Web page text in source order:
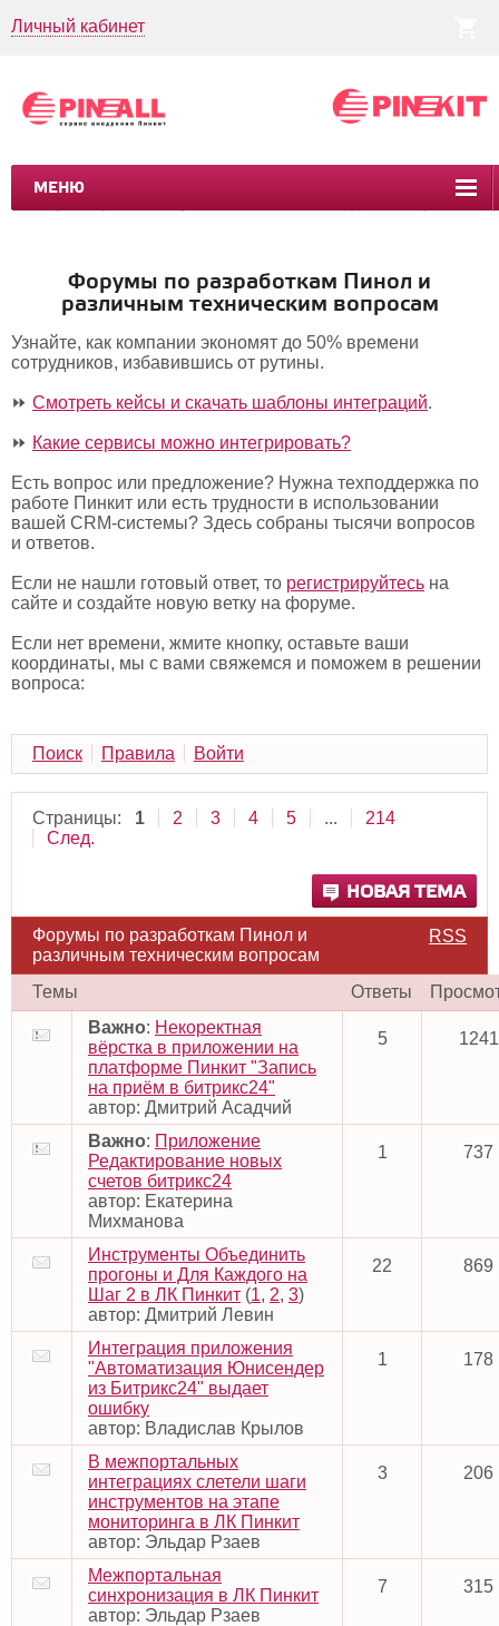
Личный кабинет
МЕНЮ
CRM CMS КЕЙСЫ
Форумы по разработкам Пинол и
различным техническим вопросам
Узнайте, как компании экономят до 50% времени
сотрудников, избавившись от рутины.
⏩ Смотреть кейсы и скачать шаблоны интеграций.
⏩ Какие сервисы можно интегрировать?
Есть вопрос или предложение? Нужна техподдержка по
работе Пинкит или есть трудности в использовании
вашей CRM-системы? Здесь собраны тысячи вопросов
и ответов.
Если не нашли готовый ответ, то регистрируйтесь на
сайте и создайте новую ветку на форуме.
Если нет времени, жмите кнопку, оставьте ваши
координаты, мы с вами свяжемся и поможем в решении
вопроса:
Поиск Правила Войти
Страницы: 1 2 3 4 5 ...
214
След.
НОВАЯ ТЕМА
RSS
Форумы по разработкам Пинол и
различным техническим вопросам
Темы
Ответы
Важно: Некоректная
вёрстка в приложении на
платформе Пинкит "Запись
на приём в битрикс24"
автор: Дмитрий Асадчий
5 1241
Важно: Приложение
Редактирование новых
счетов битрикс24
автор: Екатерина
Михманова
1 737
Инструменты Объединить
прогоны и Для Каждого на
Шаг 2 в ЛК Пинкит (1, 2, 3)
автор: Дмитрий Левин
22 869
Интеграция приложения
"Автоматизация Юнисендер
из Битрикс24" выдает
ошибку
автор: Владислав Крылов
1 178
В межпортальных
интеграциях слетели шаги
инструментов на этапе
мониторинга в ЛК Пинкит
автор: Эльдар Рзаев
3 206
Межпортальная
синхронизация в ЛК Пинкит
автор: Эльдар Рзаев
7 315